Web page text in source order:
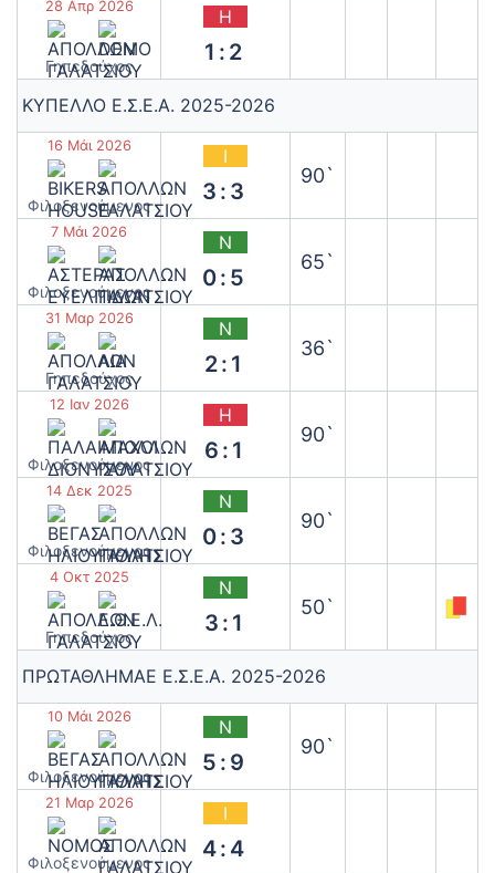
28 Απρ 2026
Γηπεδούχος
Η
1:2
ΚΥΠΕΛΛΟ Ε.Σ.Ε.Α. 2025-2026
16 Μάι 2026
‫Φιλοξενούμενος
Ι
3:3
90`
7 Μάι 2026
‫Φιλοξενούμενος
Ν
0:5
65`
31 Μαρ 2026
Γηπεδούχος
Ν
2:1
36`
12 Ιαν 2026
‫Φιλοξενούμενος
Η
6:1
90`
14 Δεκ 2025
‫Φιλοξενούμενος
Ν
0:3
90`
4 Οκτ 2025
Γηπεδούχος
Ν
3:1
50`
ΠΡΩΤΑΘΛΗΜΑΕ Ε.Σ.Ε.Α. 2025-2026
10 Μάι 2026
‫Φιλοξενούμενος
Ν
5:9
90`
21 Μαρ 2026
‫Φιλοξενούμενος
Ι
4:4